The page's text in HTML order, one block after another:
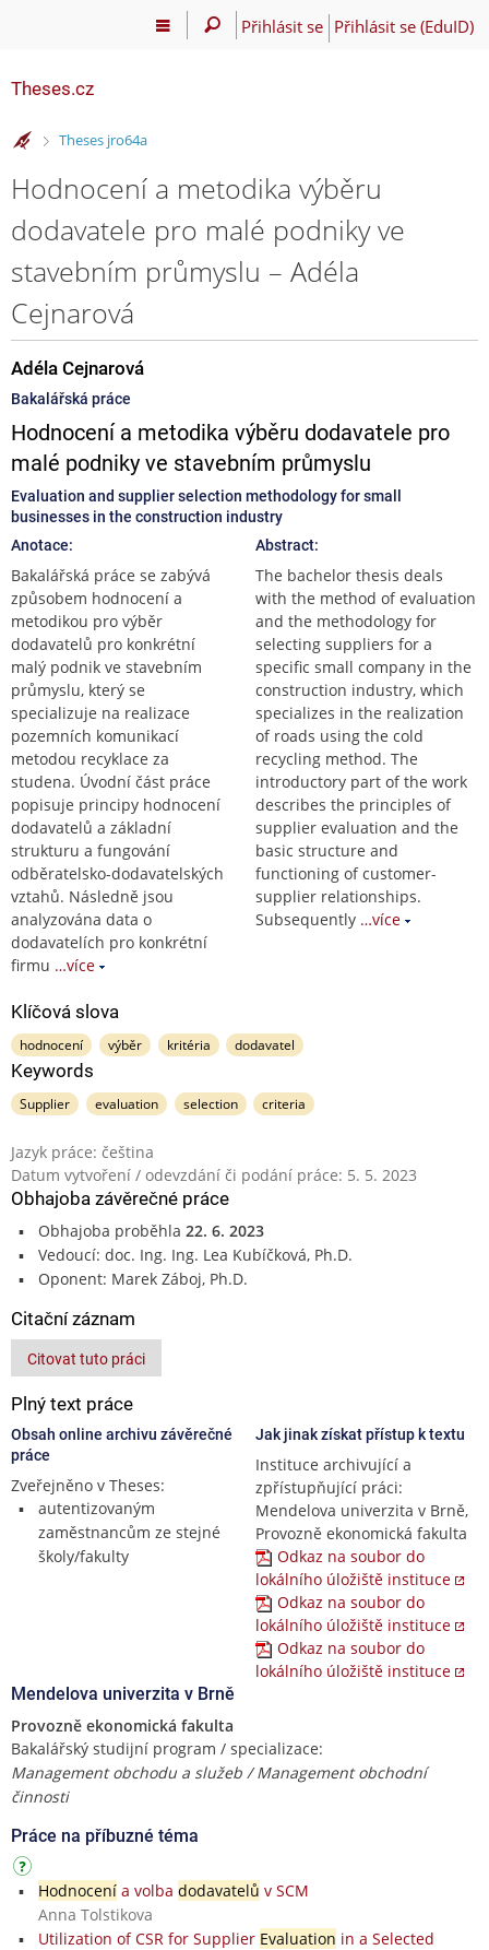
Přihlásit se Přihlásit se (EduID)
Theses.cz
>
Theses jro64a
Hodnocení a metodika výběru
dodavatele pro malé podniky ve
stavebním průmyslu – Adéla
Cejnarová
Adéla Cejnarová
Bakalářská práce
Hodnocení a metodika výběru dodavatele pro
malé podniky ve stavebním průmyslu
Evaluation and supplier selection methodology for small
businesses in the construction industry
Anotace:
Bakalářská práce se zabývá
způsobem hodnocení a
metodikou pro výběr
dodavatelů pro konkrétní
malý podnik ve stavebním
průmyslu, který se
specializuje na realizace
pozemních komunikací
metodou recyklace za
studena. Úvodní část práce
popisuje principy hodnocení
dodavatelů a základní
strukturu a fungování
odběratelsko-dodavatelských
vztahů. Následně jsou
analyzována data o
dodavatelích pro konkrétní
firmu …více
Abstract:
The bachelor thesis deals
with the method of evaluation
and the methodology for
selecting suppliers for a
specific small company in the
construction industry, which
specializes in the realization
of roads using the cold
recycling method. The
introductory part of the work
describes the principles of
supplier evaluation and the
basic structure and
functioning of customer-
supplier relationships.
Subsequently …více
Klíčová slova
hodnocení výběr kritéria dodavatel
Keywords
Supplier evaluation selection criteria
Jazyk práce: čeština
Datum vytvoření / odevzdání či podání práce: 5. 5. 2023
Obhajoba závěrečné práce
Obhajoba proběhla 22. 6. 2023
Vedoucí: doc. Ing. Ing. Lea Kubíčková, Ph.D.
Oponent: Marek Záboj, Ph.D.
Citační záznam
Citovat tuto práci
Plný text práce
Obsah online archivu závěrečné
práce
Zveřejněno v Theses:
autentizovaným
zaměstnancům ze stejné
školy/fakulty
Jak jinak získat přístup k textu
Instituce archivující a
zpřístupňující práci:
Mendelova univerzita v Brně,
Provozně ekonomická fakulta
Odkaz na soubor do
lokálního úložiště instituce
Odkaz na soubor do
lokálního úložiště instituce
Odkaz na soubor do
lokálního úložiště instituce
Mendelova univerzita v Brně
Provozně ekonomická fakulta
Bakalářský studijní program / specializace:
Management obchodu a služeb / Management obchodní
činnosti
Práce na příbuzné téma
Hodnocení a volba dodavatelů v SCM
Anna Tolstikova
Utilization of CSR for Supplier Evaluation in a Selected